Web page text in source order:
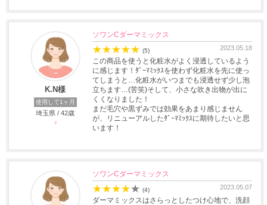
K.N様
使用して1ヶ月
埼玉県 / 42歳
♀
ソワンCダーマミックス
★★★★★ (5) 2023.05.18
この商品を使うと化粧水がよく浸透しているよう
に感じます！ﾀﾞｰﾏﾐｯｸｽを使わず化粧水を先に使っ
てしまうと…化粧水がいつまでも浸透せず少し泡
立ちます…(苦笑)そして、小さな吹き出物が出に
くくなりました！
まだ毛穴や黒ずみでは効果をあまり感じません
が、リニューアルしたﾀﾞｰﾏﾐｯｸｽに期待したいと思
います！
ソワンCダーマミックス
★★★★★ (4) 2023.05.07
ダーマミックスはさらっとしたつけ心地で、洗顔